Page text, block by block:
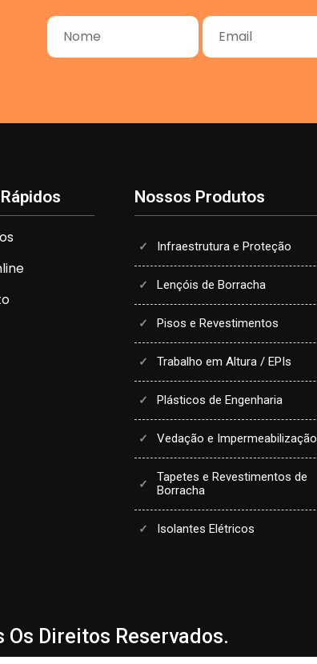
Nossos Produtos
Infraestrutura e Proteção
Lençóis de Borracha
Pisos e Revestimentos
Trabalho em Altura / EPIs
Plásticos de Engenharia
Vedação e Impermeabilização
Tapetes e Revestimentos de
Borracha
Isolantes Elétricos
Direitos Reservados.